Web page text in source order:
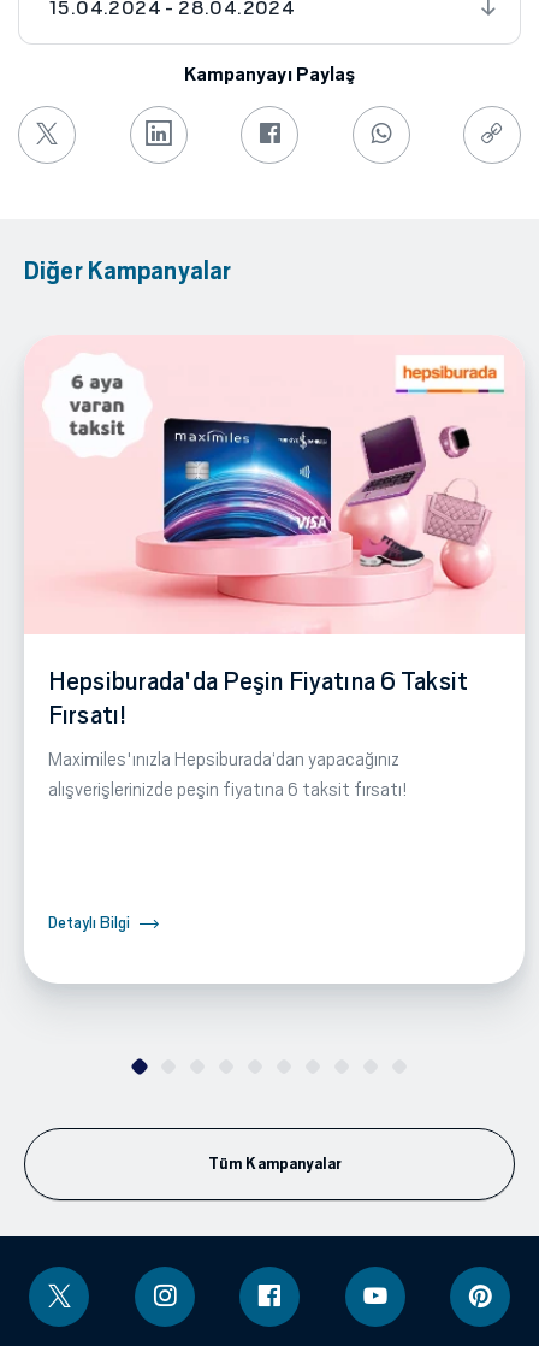
15.04.2024 - 28.04.2024
Kampanyayı Paylaş
Diğer Kampanyalar
Hepsiburada'da Peşin Fiyatına 6 Taksit
Fırsatı!
Maximiles'ınızla Hepsiburada‘dan yapacağınız
alışverişlerinizde peşin fiyatına 6 taksit fırsatı!
Detaylı Bilgi
Tüm Kampanyalar